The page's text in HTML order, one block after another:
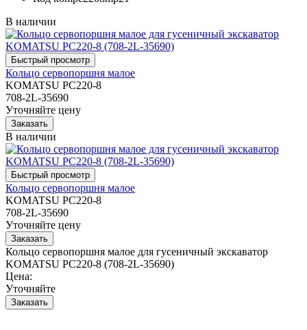
В наличии
Кольцо сервопоршня малое
KOMATSU PC220-8
708-2L-35690
Уточняйте цену
В наличии
Кольцо сервопоршня малое
KOMATSU PC220-8
708-2L-35690
Уточняйте цену
Кольцо сервопоршня малое для гусеничный экскаватор
KOMATSU PC220-8 (708-2L-35690)
Цена:
Уточняйте